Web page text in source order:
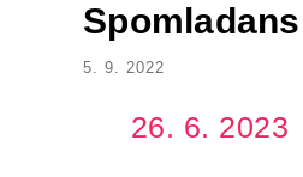
5. 9. 2022
26. 6. 2023